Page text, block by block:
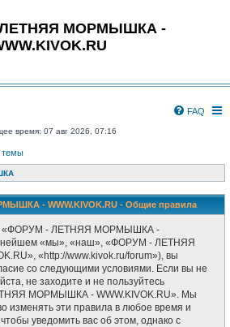
МОРМЫШКА -
FAQ
время: 07 авг 2026, 07:16
темы
- WWW.KIVOK.RU - Общие правила
«ФОРУМ - ЛЕТНЯЯ МОРМЫШКА -
«мы», «наш», «ФОРУМ - ЛЕТНЯЯ
«http://www.kivok.ru/forum»), вы
со следующими условиями. Если вы не
не заходите и не пользуйтесь
МОРМЫШКА - WWW.KIVOK.RU». Мы
изменять эти правила в любое время и
уведомить вас об этом, однако с